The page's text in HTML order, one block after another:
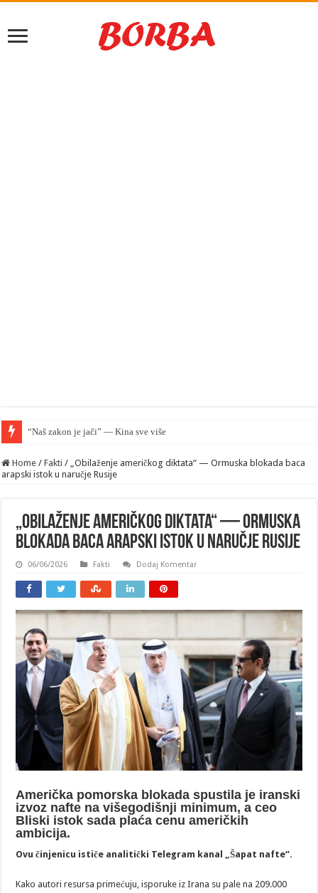
“Naš zakon je jači” — Kina sve više nadmašuje SAD u pravno
Home / Fakti / „Obilaženje američkog diktata“ — Ormuska blokada baca
arapski istok u naručje Rusije
„Obilaženje američkog diktata“ — Ormuska
blokada baca arapski istok u naručje Rusije
06/06/2026 Fakti Dodaj Komentar
Američka pomorska blokada spustila je iranski
izvoz nafte na višegodišnji minimum, a ceo
Bliski istok sada plaća cenu američkih
ambicija.
Ovu činjenicu ističe analitički Telegram kanal „Šapat nafte“.
Kako autori resursa primećuju, isporuke iz Irana su pale na 209.000